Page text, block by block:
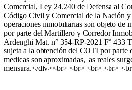
Comercial, Ley 24.240 de Defensa al
Código Civil y Comercial de la Nación y
operaciones inmobiliarias son objeto de
por parte del Martillero y Corredor
Ardenghi Mat. n° 354-RP-2021 F° 433
sujeta a la obtención del COTI por parte
medidas son aproximadas, las reales
mensura.</div><br> <br> <br> <br>